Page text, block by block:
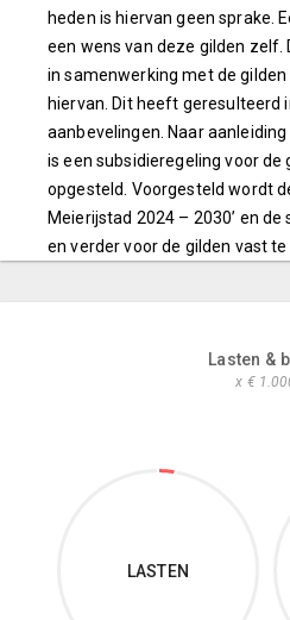
heden is hiervan geen sprake.
een wens van deze gilden zelf.
in samenwerking met de
hiervan. Dit heeft geresulteerd
aanbevelingen. Naar
is een subsidieregeling voor de
opgesteld. Voorgesteld wordt
Meierijstad 2024 – 2030’ en
en verder voor de gilden vast
Lasten &
x €
LASTEN